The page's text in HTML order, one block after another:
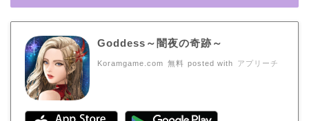
Goddess～闇夜の奇跡～
Koramgame.com 無料 posted with アプリーチ